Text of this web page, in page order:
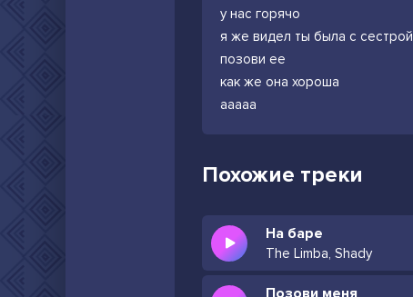
у нас горячо
я же видел ты была с сестрой
позови ее
как же она хороша
ааааа
Похожие треки
На баре
The Limba, Shady
Позови меня